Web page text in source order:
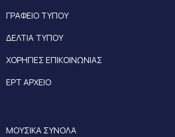
ΓΡΑΦΕΙΟ ΤΥΠΟΥ
ΔΕΛΤΙΑ ΤΥΠΟΥ
ΧΟΡΗΓΙΕΣ ΕΠΙΚΟΙΝΩΝΙΑΣ
ΕΡΤ ΑΡΧΕΙΟ
ΜΟΥΣΙΚΑ ΣΥΝΟΛΑ